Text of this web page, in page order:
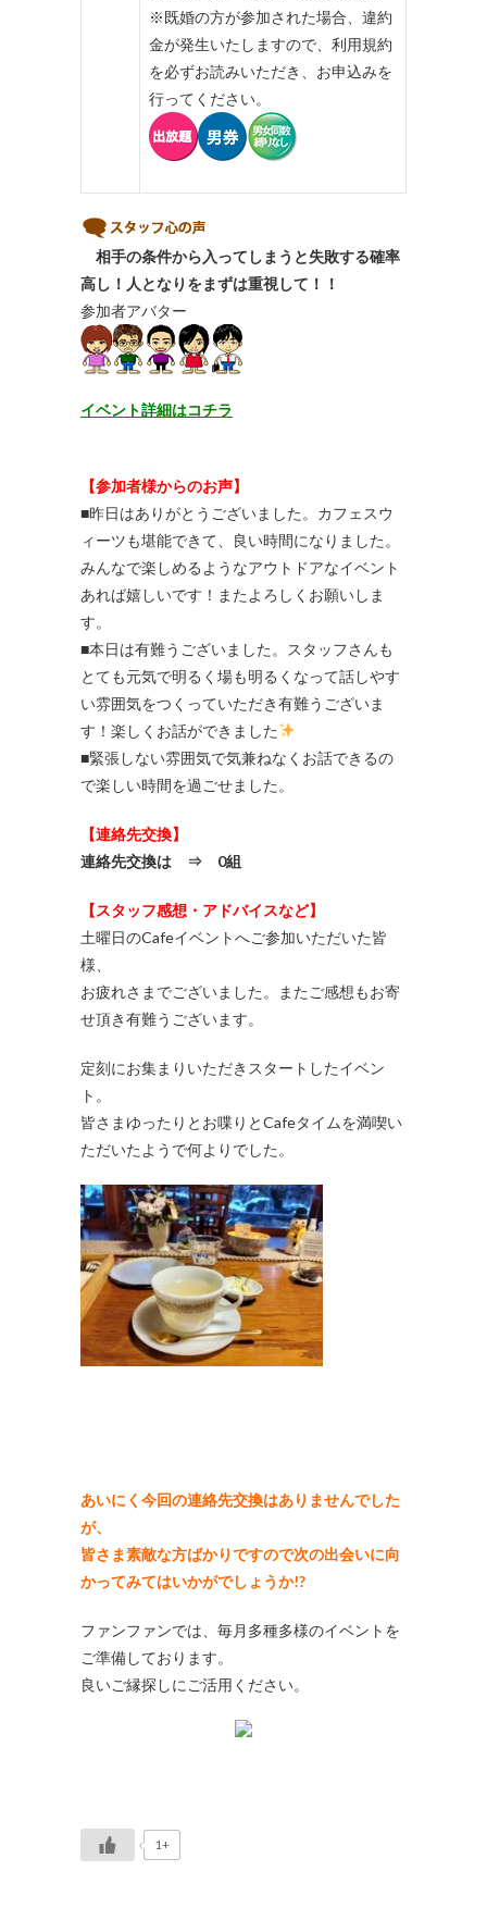
※既婚の方が参加された場合、違約
金が発生いたしますので、利用規約
を必ずお読みいただき、お申込みを
行ってください。
相手の条件から入ってしまうと失敗する確率
高し！人となりをまずは重視して！！
参加者アバター
イベント詳細はコチラ
【参加者様からのお声】
■昨日はありがとうございました。カフェスウ
ィーツも堪能できて、良い時間になりました。
みんなで楽しめるようなアウトドアなイベント
あれば嬉しいです！またよろしくお願いしま
す。
■本日は有難うございました。スタッフさんも
とても元気で明るく場も明るくなって話しやす
い雰囲気をつくっていただき有難うございま
す！楽しくお話ができました
■緊張しない雰囲気で気兼ねなくお話できるの
で楽しい時間を過ごせました。
【連絡先交換】
連絡先交換は ⇒ 0組
【スタッフ感想・アドバイスなど】
土曜日のCafeイベントへご参加いただいた皆
様、
お疲れさまでございました。またご感想もお寄
せ頂き有難うございます。
定刻にお集まりいただきスタートしたイベン
ト。
皆さまゆったりとお喋りとCafeタイムを満喫い
ただいたようで何よりでした。
あいにく今回の連絡先交換はありませんでした
が、
皆さま素敵な方ばかりですので次の出会いに向
かってみてはいかがでしょうか!?
ファンファンでは、毎月多種多様のイベントを
ご準備しております。
良いご縁探しにご活用ください。
1+